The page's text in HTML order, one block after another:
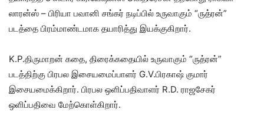
லாரன்ஸ் – பிரியா பவானி சங்கர் நடிப்பில் உருவாகும் “ருத்ரன்”
படத்தை பிரம்மாண்டமாக தயாரித்து இயக்குகிறார்.
K.P.திருமாறன் கதை, திரைக்கதையில் உருவாகும் “ருத்ரன்”
படத்திற்கு பிரபல இசையமைப்பாளர் G.V.பிரகாஷ் குமார்
இசையமைக்கிறார். பிரபல ஒளிப்பதிவாளர் R.D. ராஜசேகர்
ஒளிப்பதிவை மேற்கொள்கிறார்.